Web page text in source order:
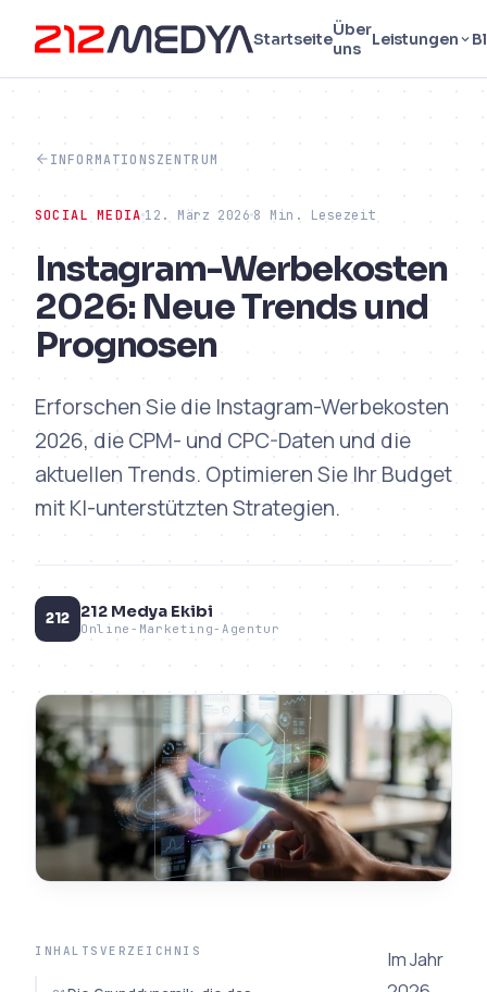
StartseiteÜber
uns
Leistungen
INFORMATIONSZENTRUM
SOCIAL MEDIA 12. März 2026 8 Min. Lesezeit
Instagram-Werbekosten
2026: Neue Trends und
Prognosen
Erforschen Sie die Instagram-Werbekosten
2026, die CPM- und CPC-Daten und die
aktuellen Trends. Optimieren Sie Ihr Budget
mit KI-unterstützten Strategien.
212 212 Medya Ekibi
Online-Marketing-Agentur
INHALTSVERZEICHNIS
Im Jahr